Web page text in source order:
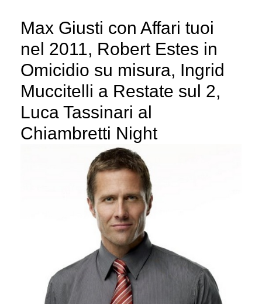
Max Giusti con Affari tuoi
nel 2011, Robert Estes in
Omicidio su misura, Ingrid
Muccitelli a Restate sul 2,
Luca Tassinari al
Chiambretti Night